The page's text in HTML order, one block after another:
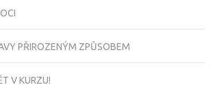
PŘIROZENÝM ZPŮSOBEM
V KURZU!